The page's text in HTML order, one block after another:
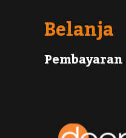
Belanja
Pembayaran